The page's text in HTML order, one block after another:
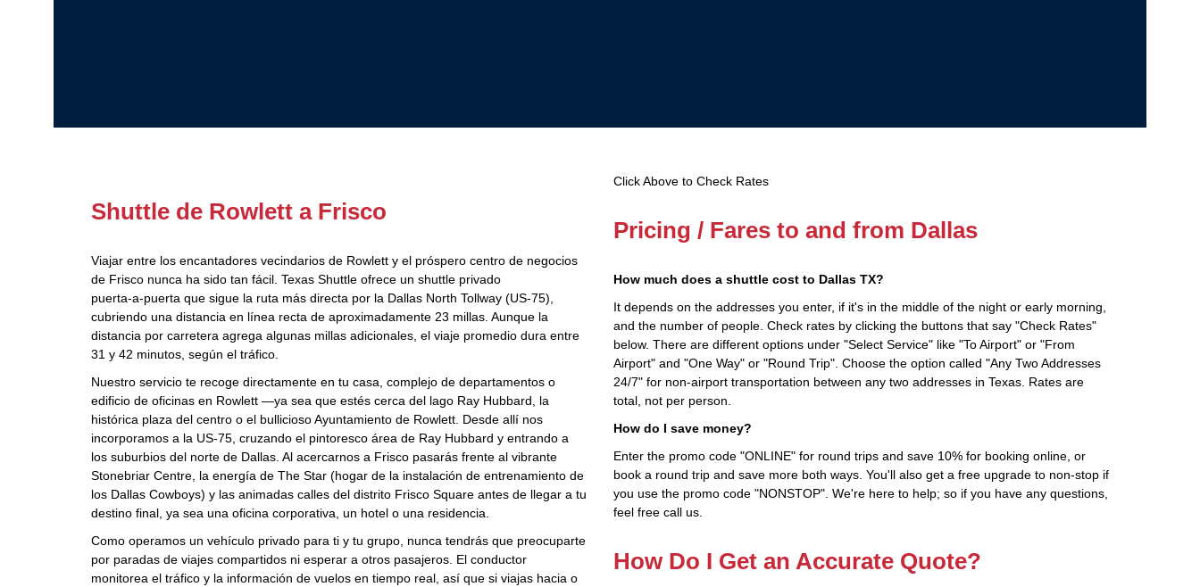
Shuttle de Rowlett a Frisco
Viajar entre los encantadores vecindarios de Rowlett y el próspero centro de negocios
de Frisco nunca ha sido tan fácil. Texas Shuttle ofrece un shuttle privado
puerta‑a‑puerta que sigue la ruta más directa por la Dallas North Tollway (US‑75),
cubriendo una distancia en línea recta de aproximadamente 23 millas. Aunque la
distancia por carretera agrega algunas millas adicionales, el viaje promedio dura entre
31 y 42 minutos, según el tráfico.
Nuestro servicio te recoge directamente en tu casa, complejo de departamentos o
edificio de oficinas en Rowlett —ya sea que estés cerca del lago Ray Hubbard, la
histórica plaza del centro o el bullicioso Ayuntamiento de Rowlett. Desde allí nos
incorporamos a la US‑75, cruzando el pintoresco área de Ray Hubbard y entrando a
los suburbios del norte de Dallas. Al acercarnos a Frisco pasarás frente al vibrante
Stonebriar Centre, la energía de The Star (hogar de la instalación de entrenamiento de
los Dallas Cowboys) y las animadas calles del distrito Frisco Square antes de llegar a tu
destino final, ya sea una oficina corporativa, un hotel o una residencia.
Como operamos un vehículo privado para ti y tu grupo, nunca tendrás que preocuparte
por paradas de viajes compartidos ni esperar a otros pasajeros. El conductor
monitorea el tráfico y la información de vuelos en tiempo real, así que si viajas hacia o
Click Above to Check Rates
Pricing / Fares to and from Dallas
How much does a shuttle cost to Dallas TX?
It depends on the addresses you enter, if it's in the middle of the night or early morning,
and the number of people. Check rates by clicking the buttons that say "Check Rates"
below. There are different options under "Select Service" like "To Airport" or "From
Airport" and "One Way" or "Round Trip". Choose the option called "Any Two Addresses
24/7" for non-airport transportation between any two addresses in Texas. Rates are
total, not per person.
How do I save money?
Enter the promo code "ONLINE" for round trips and save 10% for booking online, or
book a round trip and save more both ways. You'll also get a free upgrade to non-stop if
you use the promo code "NONSTOP". We're here to help; so if you have any questions,
feel free call us.
How Do I Get an Accurate Quote?